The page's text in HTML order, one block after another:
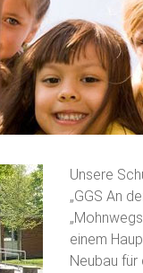
Unsere
„GGS An
einem
Neubau für